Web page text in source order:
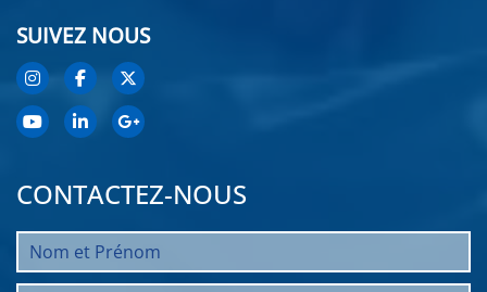
SUIVEZ NOUS
CONTACTEZ-NOUS